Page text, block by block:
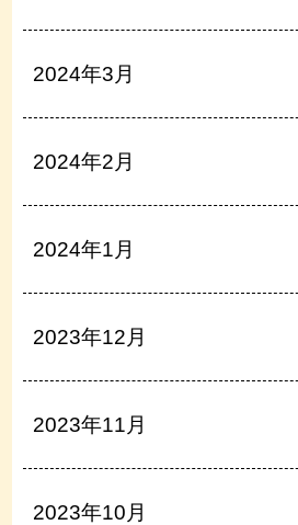
2024年3月
2024年2月
2024年1月
2023年12月
2023年11月
2023年10月